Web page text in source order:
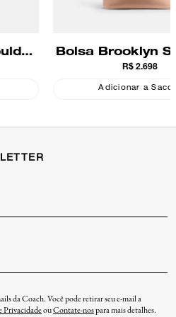
Bolsa Brooklyn
28 Coach
R$ 2.698
Adicionar a
da Coach. Você pode retirar seu e-mail a
PrivacidadeouContate-nospara mais detalhes.